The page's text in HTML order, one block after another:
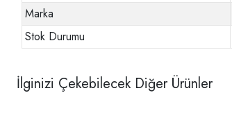
Marka
Stok Durumu
İlginizi Çekebilecek Diğer Ürünler